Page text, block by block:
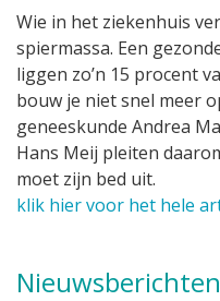
Wie in het ziekenhuis
spiermassa. Een
liggen zo’n 15 procent
bouw je niet snel meer
geneeskunde Andrea
Hans Meij pleiten
moet zijn bed uit.
klik hier voor het hele
Nieuwsberichten